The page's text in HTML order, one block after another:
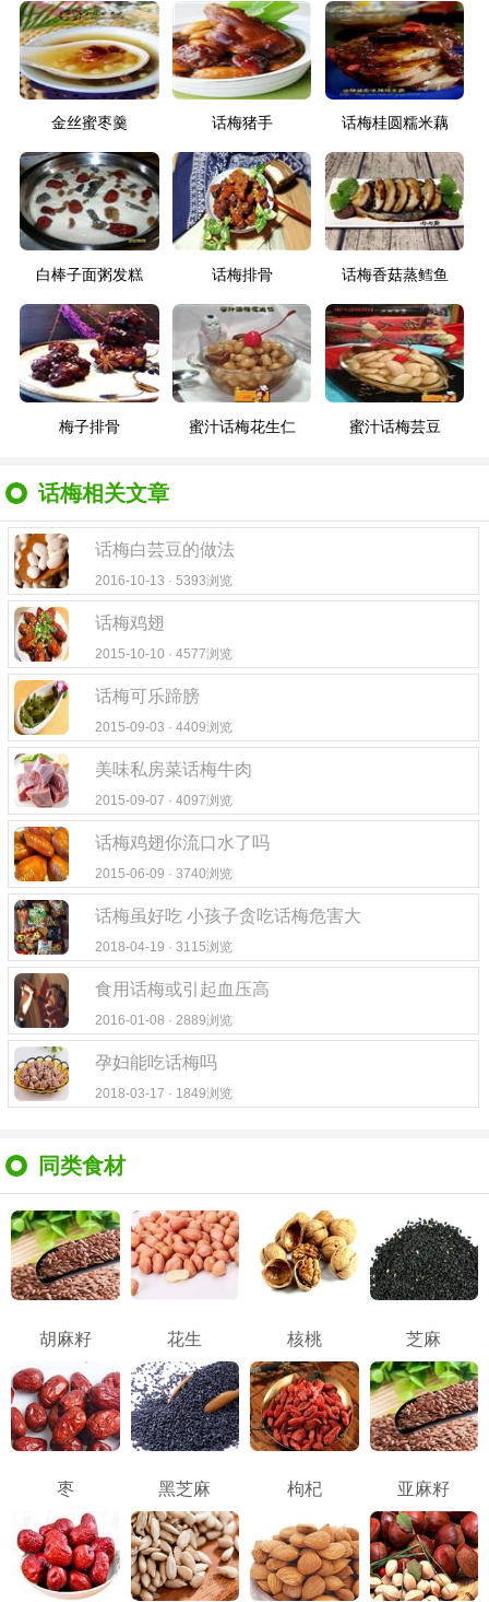
金丝蜜枣羹 话梅猪手 话梅桂圆糯米藕
白棒子面粥发糕 话梅排骨 话梅香菇蒸鳕鱼
梅子排骨 蜜汁话梅花生仁 蜜汁话梅芸豆
话梅相关文章
话梅白芸豆的做法
2016-10-13 · 5393浏览
话梅鸡翅
2015-10-10 · 4577浏览
话梅可乐蹄膀
2015-09-03 · 4409浏览
美味私房菜话梅牛肉
2015-09-07 · 4097浏览
话梅鸡翅你流口水了吗
2015-06-09 · 3740浏览
话梅虽好吃 小孩子贪吃话梅危害大
2018-04-19 · 3115浏览
食用话梅或引起血压高
2016-01-08 · 2889浏览
孕妇能吃话梅吗
2018-03-17 · 1849浏览
同类食材
胡麻籽 花生 核桃 芝麻
枣 黑芝麻 枸杞 亚麻籽